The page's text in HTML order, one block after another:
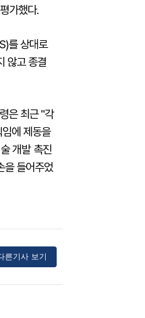
가했다.
를 상대로
않고 종결
은 최근 "각
에 제동을
개발 촉진
을 들어주었
른기사 보기